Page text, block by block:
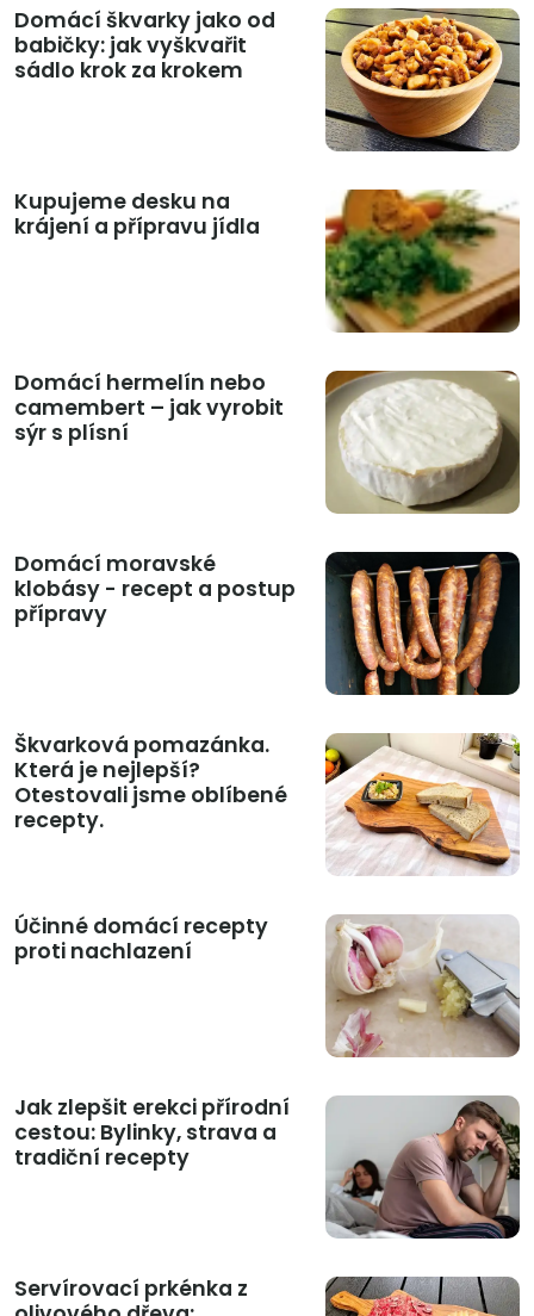
Domácí škvarky jako od
babičky: jak vyškvařit
sádlo krok za krokem
Kupujeme desku na
krájení a přípravu jídla
Domácí hermelín nebo
camembert – jak vyrobit
sýr s plísní
Domácí moravské
klobásy - recept a postup
přípravy
Škvarková pomazánka.
Která je nejlepší?
Otestovali jsme oblíbené
recepty.
Účinné domácí recepty
proti nachlazení
Jak zlepšit erekci přírodní
cestou: Bylinky, strava a
tradiční recepty
Servírovací prkénka z